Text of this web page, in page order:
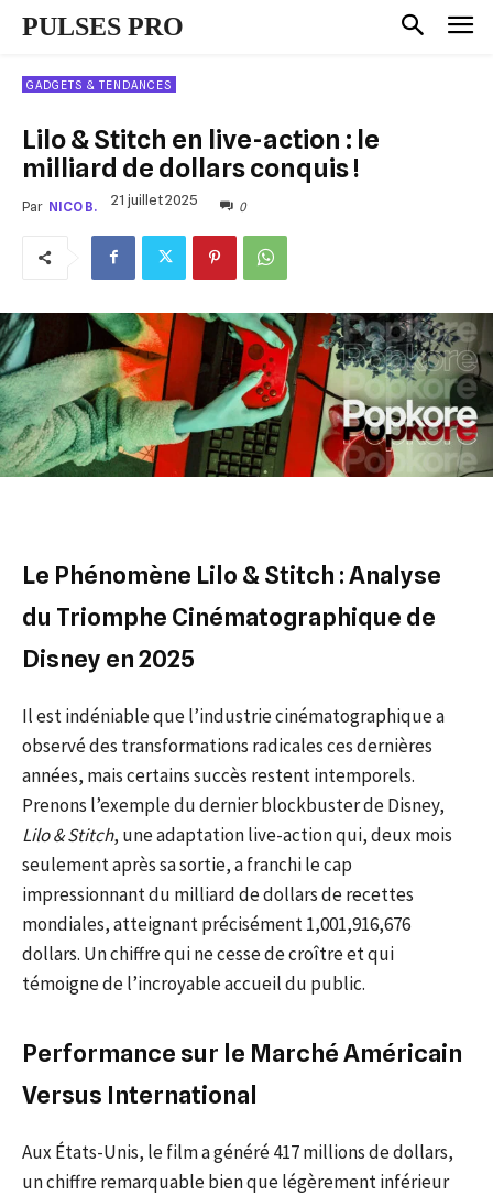
PULSES PRO
GADGETS & TENDANCES
Lilo & Stitch en live-action : le
milliard de dollars conquis !
Par NICO B. 21 juillet 2025 0
Le Phénomène Lilo & Stitch : Analyse
du Triomphe Cinématographique de
Disney en 2025
Il est indéniable que l’industrie cinématographique a
observé des transformations radicales ces dernières
années, mais certains succès restent intemporels.
Prenons l’exemple du dernier blockbuster de Disney,
Lilo & Stitch, une adaptation live-action qui, deux mois
seulement après sa sortie, a franchi le cap
impressionnant du milliard de dollars de recettes
mondiales, atteignant précisément 1,001,916,676
dollars. Un chiffre qui ne cesse de croître et qui
témoigne de l’incroyable accueil du public.
Performance sur le Marché Américain
Versus International
Aux États-Unis, le film a généré 417 millions de dollars,
un chiffre remarquable bien que légèrement inférieur